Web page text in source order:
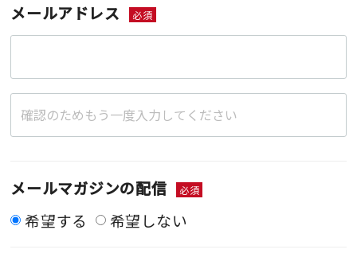
メールアドレス 必須
メールマガジンの配信 必須
希望する 希望しない